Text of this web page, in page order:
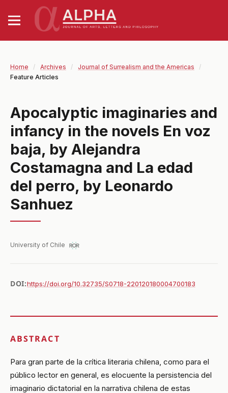
Home / Archives / Journal of Surrealism and the Americas
/
Feature Articles
Apocalyptic imaginaries and
infancy in the novels En voz
baja, by Alejandra
Costamagna and La edad
del perro, by Leonardo
Sanhuez
University of Chile
DOI:https://doi.org/10.32735/S0718-220120180004700183
ABSTRACT
Para gran parte de la crítica literaria chilena, como para el
público lector en general, es elocuente la persistencia del
imaginario dictatorial en la narrativa chilena de estas